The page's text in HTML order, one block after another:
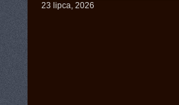
23 lipca, 2026